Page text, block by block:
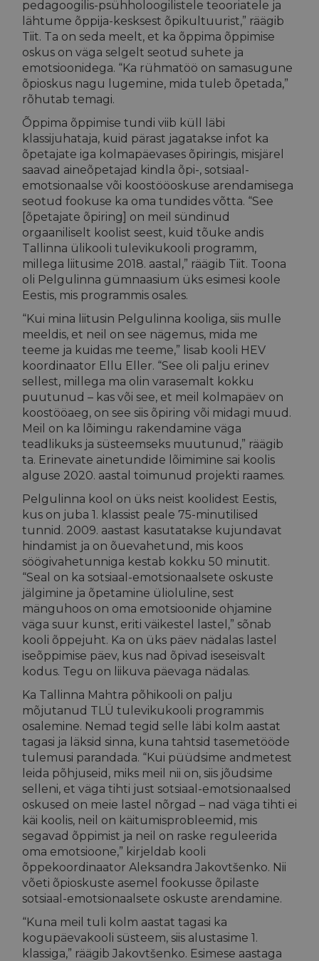
pedagoogilis-psühholoogilistele teooriatele ja
lähtume õppija-kesksest õpikultuurist,” räägib
Tiit. Ta on seda meelt, et ka õppima õppimise
oskus on väga selgelt seotud suhete ja
emotsioonidega. “Ka rühmatöö on samasugune
õpioskus nagu lugemine, mida tuleb õpetada,”
rõhutab temagi.
Õppima õppimise tundi viib küll läbi
klassijuhataja, kuid pärast jagatakse infot ka
õpetajate iga kolmapäevases õpiringis, misjärel
saavad aineõpetajad kindla õpi-, sotsiaal-
emotsionaalse või koostööoskuse arendamisega
seotud fookuse ka oma tundides võtta. “See
[õpetajate õpiring] on meil sündinud
orgaaniliselt koolist seest, kuid tõuke andis
Tallinna ülikooli tulevikukooli programm,
millega liitusime 2018. aastal,” räägib Tiit. Toona
oli Pelgulinna gümnaasium üks esimesi koole
Eestis, mis programmis osales.
“Kui mina liitusin Pelgulinna kooliga, siis mulle
meeldis, et neil on see nägemus, mida me
teeme ja kuidas me teeme,” lisab kooli HEV
koordinaator Ellu Eller. “See oli palju erinev
sellest, millega ma olin varasemalt kokku
puutunud – kas või see, et meil kolmapäev on
koostööaeg, on see siis õpiring või midagi muud.
Meil on ka lõimingu rakendamine väga
teadlikuks ja süsteemseks muutunud,” räägib
ta. Erinevate ainetundide lõimimine sai koolis
alguse 2020. aastal toimunud projekti raames.
Pelgulinna kool on üks neist koolidest Eestis,
kus on juba 1. klassist peale 75-minutilised
tunnid. 2009. aastast kasutatakse kujundavat
hindamist ja on õuevahetund, mis koos
söögivahetunniga kestab kokku 50 minutit.
“Seal on ka sotsiaal-emotsionaalsete oskuste
jälgimine ja õpetamine ülioluline, sest
mänguhoos on oma emotsioonide ohjamine
väga suur kunst, eriti väikestel lastel,” sõnab
kooli õppejuht. Ka on üks päev nädalas lastel
iseõppimise päev, kus nad õpivad iseseisvalt
kodus. Tegu on liikuva päevaga nädalas.
Ka Tallinna Mahtra põhikooli on palju
mõjutanud TLÜ tulevikukooli programmis
osalemine. Nemad tegid selle läbi kolm aastat
tagasi ja läksid sinna, kuna tahtsid tasemetööde
tulemusi parandada. “Kui püüdsime andmetest
leida põhjuseid, miks meil nii on, siis jõudsime
selleni, et väga tihti just sotsiaal-emotsionaalsed
oskused on meie lastel nõrgad – nad väga tihti ei
käi koolis, neil on käitumisprobleemid, mis
segavad õppimist ja neil on raske reguleerida
oma emotsioone,” kirjeldab kooli
õppekoordinaator Aleksandra Jakovtšenko. Nii
võeti õpioskuste asemel fookusse õpilaste
sotsiaal-emotsionaalsete oskuste arendamine.
“Kuna meil tuli kolm aastat tagasi ka
kogupäevakooli süsteem, siis alustasime 1.
klassiga,” räägib Jakovtšenko. Esimese aastaga